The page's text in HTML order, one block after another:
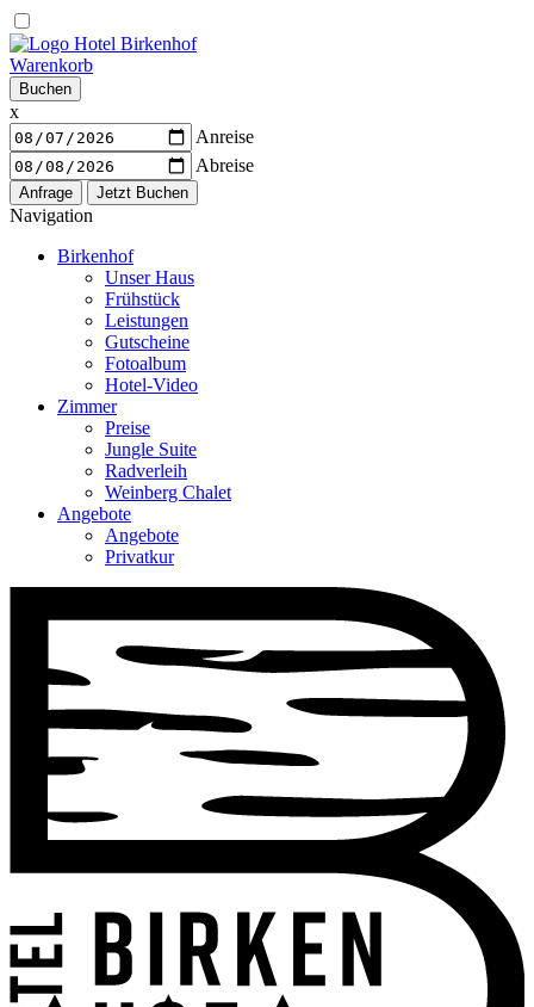
Warenkorb
Buchen
x
Anreise
Abreise
Navigation
Birkenhof
Unser Haus
Frühstück
Leistungen
Gutscheine
Fotoalbum
Hotel-Video
Zimmer
Preise
Jungle Suite
Radverleih
Weinberg Chalet
Angebote
Angebote
Privatkur